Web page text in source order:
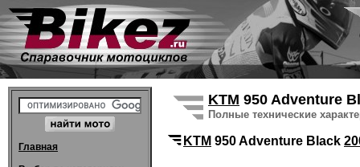
Главная
KTM 950 Adventure
Полные технические
KTM 950 Adventure Black